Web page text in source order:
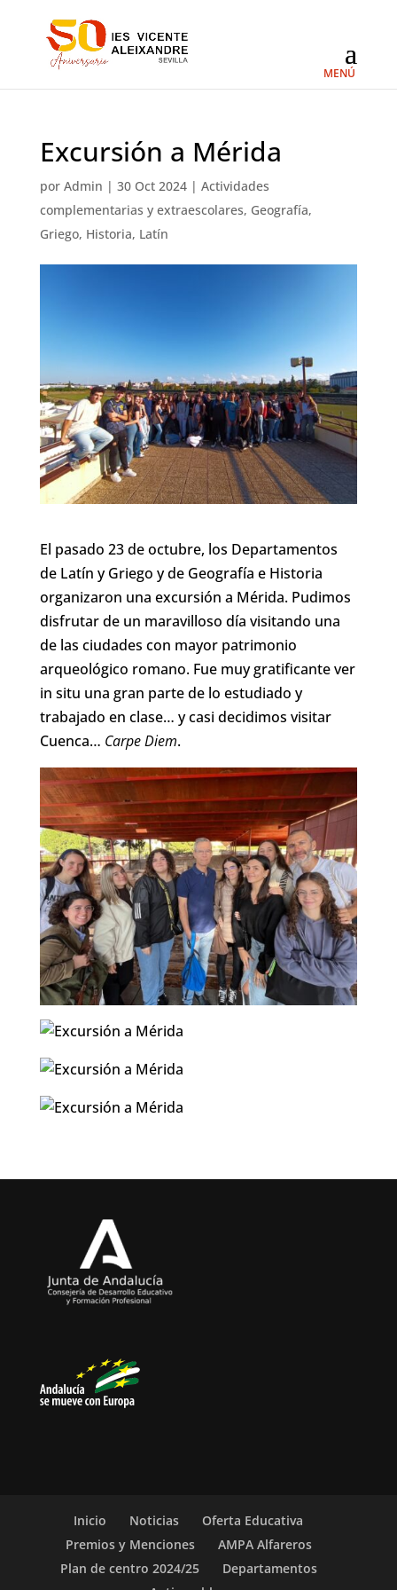
Excursión a Mérida
por Admin | 30 Oct 2024| Actividades
complementarias y extraescolares, Geografía,
Griego, Historia, Latín
El pasado 23 de octubre, los Departamentos
de Latín y Griego y de Geografía e Historia
organizaron una excursión a Mérida. Pudimos
disfrutar de un maravilloso día visitando una
de las ciudades con mayor patrimonio
arqueológico romano. Fue muy gratificante ver
in situ una gran parte de lo estudiado y
trabajado en clase… y casi decidimos visitar
Cuenca… Carpe Diem.
Inicio Noticias
Oferta Educativa
Premios y Menciones
AMPA Alfareros
Plan de centro 2024/25
Departamentos